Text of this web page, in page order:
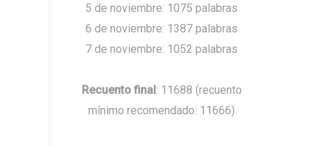
5 de noviembre: 1075 palabras
6 de noviembre: 1387 palabras
7 de noviembre: 1052 palabras
Recuento final: 11688 (recuento
mínimo recomendado: 11666)